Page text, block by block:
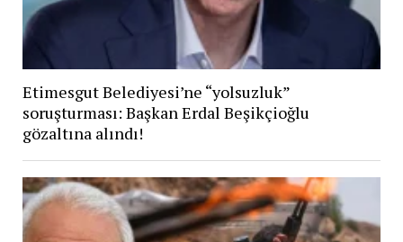
Etimesgut Belediyesi’ne “yolsuzluk”
soruşturması: Başkan Erdal Beşikçioğlu
gözaltına alındı!